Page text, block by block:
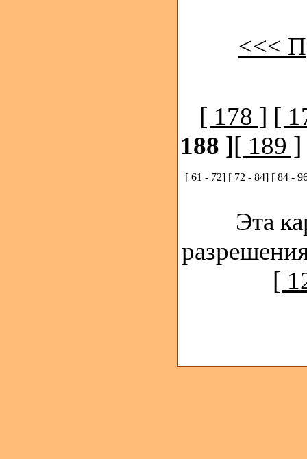
<<<
[ 178 ] [
188 ][ 189 ]
[ 61 - 72] [ 72 - 84] [ 84 -
Эта
[